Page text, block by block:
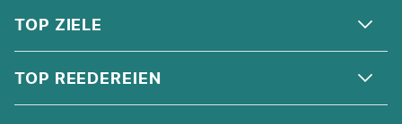
TOP ZIELE
ALPEN
ANDALUSIEN
TOP REEDEREIEN